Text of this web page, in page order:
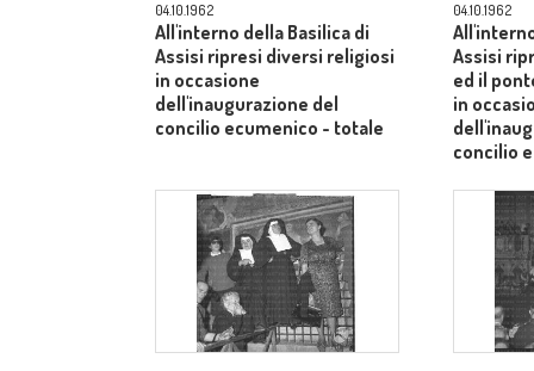
04.10.1962
All'interno della Basilica di
Assisi ripresi diversi religiosi
in occasione
dell'inaugurazione del
concilio ecumenico - totale
04.10.1962
Assisi
ed il
in
concilio